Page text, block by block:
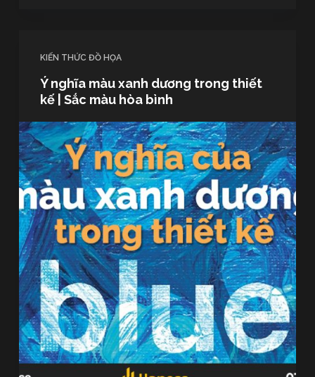
KIẾN THỨC ĐỒ HỌA
Ý nghĩa màu xanh dương trong thiết
kế | Sắc màu hòa bình